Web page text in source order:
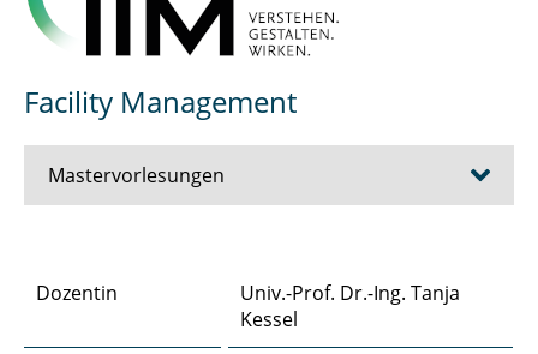
Facility Management
Mastervorlesungen
ESG in der immobilienwirtschaftlichen Praxis
Dozentin
Univ.-Prof. Dr.-Ing. Tanja
Kessel